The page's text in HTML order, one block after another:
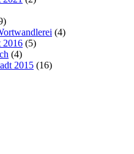
(4)
2016 (5)
(4)
2015 (16)